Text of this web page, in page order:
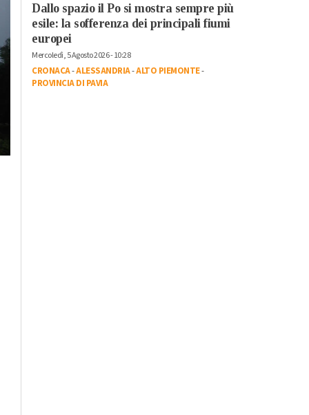
Dallo spazio il Po si mostra sempre più
esile: la sofferenza dei principali fiumi
europei
Mercoledì, 5 Agosto 2026 - 10:28
CRONACA-ALESSANDRIA-ALTO PIEMONTE-
PROVINCIA DI PAVIA